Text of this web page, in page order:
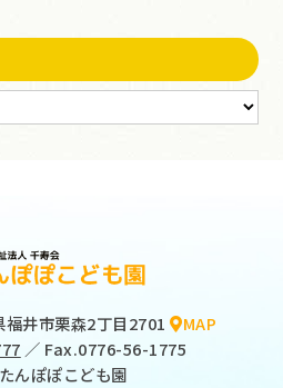
福井市栗森2丁目2701
MAP
／ Fax.0776-56-1775
んぽぽこども園